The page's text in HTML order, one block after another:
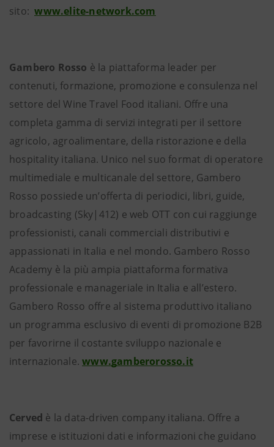
sito:www.elite-network.com
Gambero Rosso è la piattaforma leader per
contenuti, formazione, promozione e consulenza nel
settore del Wine Travel Food italiani. Offre una
completa gamma di servizi integrati per il settore
agricolo, agroalimentare, della ristorazione e della
hospitality italiana. Unico nel suo format di operatore
multimediale e multicanale del settore, Gambero
Rosso possiede un’offerta di periodici, libri, guide,
broadcasting (Sky|412) e web OTT con cui raggiunge
professionisti, canali commerciali distributivi e
appassionati in Italia e nel mondo. Gambero Rosso
Academy è la più ampia piattaforma formativa
professionale e manageriale in Italia e all’estero.
Gambero Rosso offre al sistema produttivo italiano
un programma esclusivo di eventi di promozione B2B
per favorirne il costante sviluppo nazionale e
internazionale.www.gamberorosso.it
Cerved è la data-driven company italiana. Offre a
imprese e istituzioni dati e informazioni che guidano